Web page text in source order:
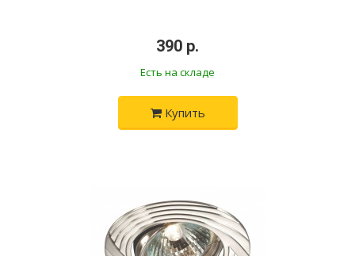
390 р.
Есть на складе
Купить